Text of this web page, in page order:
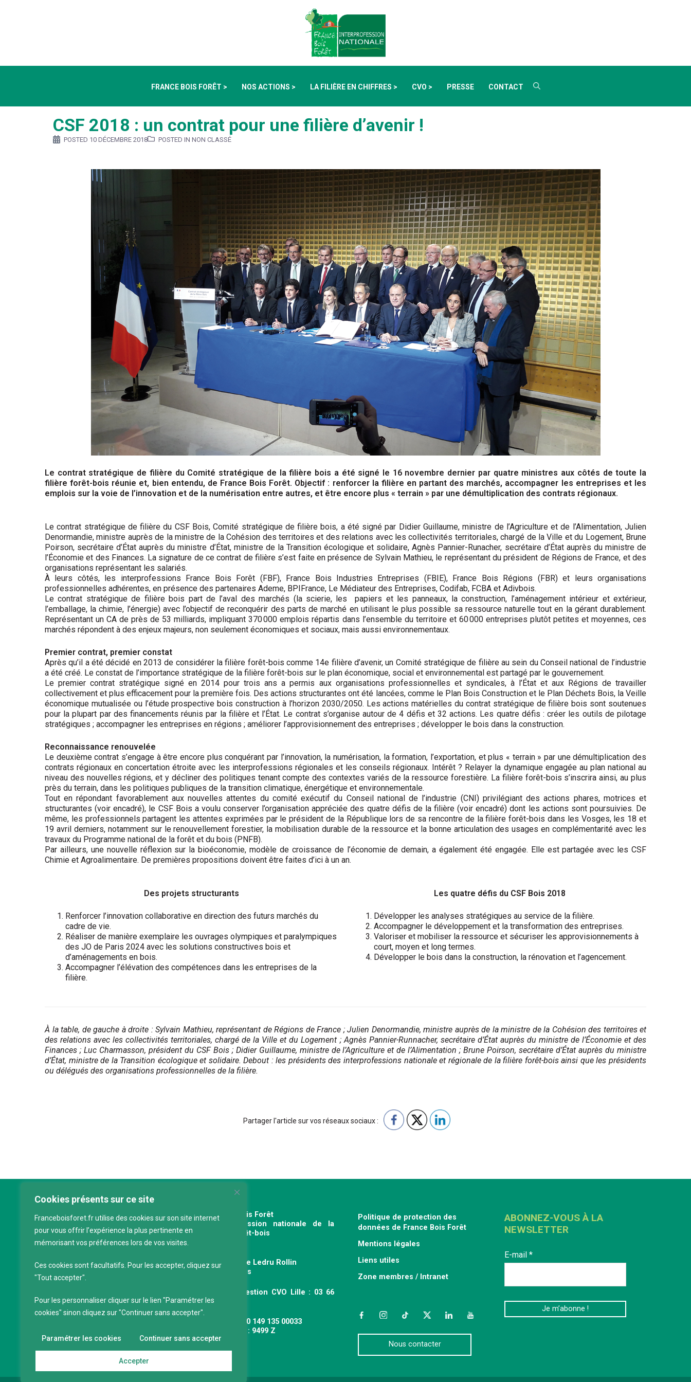
Cookies présents sur ce site
Franceboisforet.fr utilise des cookies sur son site internet
pour vous offrir l’expérience la plus pertinente en
mémorisant vos préférences lors de vos visites.
Ces cookies sont facultatifs. Pour les accepter, cliquez sur
"Tout accepter".
Pour les personnaliser cliquer sur le lien "Paramétrer les
cookies" sinon cliquez sur "Continuer sans accepter".
Paramétrer les cookies Continuer sans accepter
Accepter
FRANCE BOIS FORÊT > NOS ACTIONS > LA FILIÈRE EN CHIFFRES > CVO > PRESSE CONTACT
CSF 2018 : un contrat pour une filière d’avenir !
POSTED 10 DÉCEMBRE 2018 POSTED IN NON CLASSÉ
Le contrat stratégique de filière du Comité stratégique de la filière bois a été signé le 16 novembre dernier par quatre ministres aux côtés de toute la
filière forêt-bois réunie et, bien entendu, de France Bois Forêt. Objectif : renforcer la filière en partant des marchés, accompagner les entreprises et les
emplois sur la voie de l’innovation et de la numérisation entre autres, et être encore plus « terrain » par une démultiplication des contrats régionaux.
Le contrat stratégique de filière du CSF Bois, Comité stratégique de filière bois, a été signé par Didier Guillaume, ministre de l’Agriculture et de l’Alimentation, Julien
Denormandie, ministre auprès de la ministre de la Cohésion des territoires et des relations avec les collectivités territoriales, chargé de la Ville et du Logement, Brune
Poirson, secrétaire d’État auprès du ministre d’État, ministre de la Transition écologique et solidaire, Agnès Pannier-Runacher, secrétaire d’État auprès du ministre de
l’Économie et des Finances. La signature de ce contrat de filière s’est faite en présence de Sylvain Mathieu, le représentant du président de Régions de France, et des
organisations représentant les salariés.
À leurs côtés, les interprofessions France Bois Forêt (FBF), France Bois Industries Entreprises (FBIE), France Bois Régions (FBR) et leurs organisations
professionnelles adhérentes, en présence des partenaires Ademe, BPIFrance, Le Médiateur des Entreprises, Codifab, FCBA et Adivbois.
Le contrat stratégique de filière bois part de l’aval des marchés (la scierie, les papiers et les panneaux, la construction, l’aménagement intérieur et extérieur,
l’emballage, la chimie, l’énergie) avec l’objectif de reconquérir des parts de marché en utilisant le plus possible sa ressource naturelle tout en la gérant durablement.
Représentant un CA de près de 53 milliards, impliquant 370 000 emplois répartis dans l’ensemble du territoire et 60 000 entreprises plutôt petites et moyennes, ces
marchés répondent à des enjeux majeurs, non seulement économiques et sociaux, mais aussi environnementaux.
Premier contrat, premier constat
Après qu’il a été décidé en 2013 de considérer la filière forêt-bois comme 14e filière d’avenir, un Comité stratégique de filière au sein du Conseil national de l’industrie
a été créé. Le constat de l’importance stratégique de la filière forêt-bois sur le plan économique, social et environnemental est partagé par le gouvernement.
Le premier contrat stratégique signé en 2014 pour trois ans a permis aux organisations professionnelles et syndicales, à l’État et aux Régions de travailler
collectivement et plus efficacement pour la première fois. Des actions structurantes ont été lancées, comme le Plan Bois Construction et le Plan Déchets Bois, la Veille
économique mutualisée ou l’étude prospective bois construction à l’horizon 2030/2050. Les actions matérielles du contrat stratégique de filière bois sont soutenues
pour la plupart par des financements réunis par la filière et l’État. Le contrat s’organise autour de 4 défis et 32 actions. Les quatre défis : créer les outils de pilotage
stratégiques ; accompagner les entreprises en régions ; améliorer l’approvisionnement des entreprises ; développer le bois dans la construction.
Reconnaissance renouvelée
Le deuxième contrat s’engage à être encore plus conquérant par l’innovation, la numérisation, la formation, l’exportation, et plus « terrain » par une démultiplication des
contrats régionaux en concertation étroite avec les interprofessions régionales et les conseils régionaux. Intérêt ? Relayer la dynamique engagée au plan national au
niveau des nouvelles régions, et y décliner des politiques tenant compte des contextes variés de la ressource forestière. La filière forêt-bois s’inscrira ainsi, au plus
près du terrain, dans les politiques publiques de la transition climatique, énergétique et environnementale.
Tout en répondant favorablement aux nouvelles attentes du comité exécutif du Conseil national de l’industrie (CNI) privilégiant des actions phares, motrices et
structurantes (voir encadré), le CSF Bois a voulu conserver l’organisation appréciée des quatre défis de la filière (voir encadré) dont les actions sont poursuivies. De
même, les professionnels partagent les attentes exprimées par le président de la République lors de sa rencontre de la filière forêt-bois dans les Vosges, les 18 et
19 avril derniers, notamment sur le renouvellement forestier, la mobilisation durable de la ressource et la bonne articulation des usages en complémentarité avec les
travaux du Programme national de la forêt et du bois (PNFB).
Par ailleurs, une nouvelle réflexion sur la bioéconomie, modèle de croissance de l’économie de demain, a également été engagée. Elle est partagée avec les CSF
Chimie et Agroalimentaire. De premières propositions doivent être faites d’ici à un an.
Des projets structurants
Renforcer l’innovation collaborative en direction des futurs marchés du
cadre de vie.
Réaliser de manière exemplaire les ouvrages olympiques et paralympiques
des JO de Paris 2024 avec les solutions constructives bois et
d’aménagements en bois.
Accompagner l’élévation des compétences dans les entreprises de la
filière.
Les quatre défis du CSF Bois 2018
Développer les analyses stratégiques au service de la filière.
Accompagner le développement et la transformation des entreprises.
Valoriser et mobiliser la ressource et sécuriser les approvisionnements à
court, moyen et long termes.
Développer le bois dans la construction, la rénovation et l’agencement.
À la table, de gauche à droite : Sylvain Mathieu, représentant de Régions de France ; Julien Denormandie, ministre auprès de la ministre de la Cohésion des territoires et
des relations avec les collectivités territoriales, chargé de la Ville et du Logement ; Agnès Pannier-Runnacher, secrétaire d’État auprès du ministre de l’Économie et des
Finances ; Luc Charmasson, président du CSF Bois ; Didier Guillaume, ministre de l’Agriculture et de l’Alimentation ; Brune Poirson, secrétaire d’État auprès du ministre
d’État, ministre de la Transition écologique et solidaire. Debout : les présidents des interprofessions nationale et régionale de la filière forêt-bois ainsi que les présidents
ou délégués des organisations professionnelles de la filière.
Partager l'article sur vos réseaux sociaux :
France Bois Forêt
Interprofession nationale de la
filière forêt-bois
120 avenue Ledru Rollin
75011 Paris
Service gestion CVO Lille : 03 66
88 39 63
SIRET : 490 149 135 00033
Code APE : 9499 Z
Politique de protection des
données de France Bois Forêt
Mentions légales
Liens utiles
Zone membres / Intranet
FacebookInstagramTikTokTwitterLinkedInYouTube
Nous contacter
ABONNEZ-VOUS À LA
NEWSLETTER
E-mail *